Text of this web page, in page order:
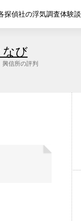
なび
信所の評判
探偵社の浮気調査体験談